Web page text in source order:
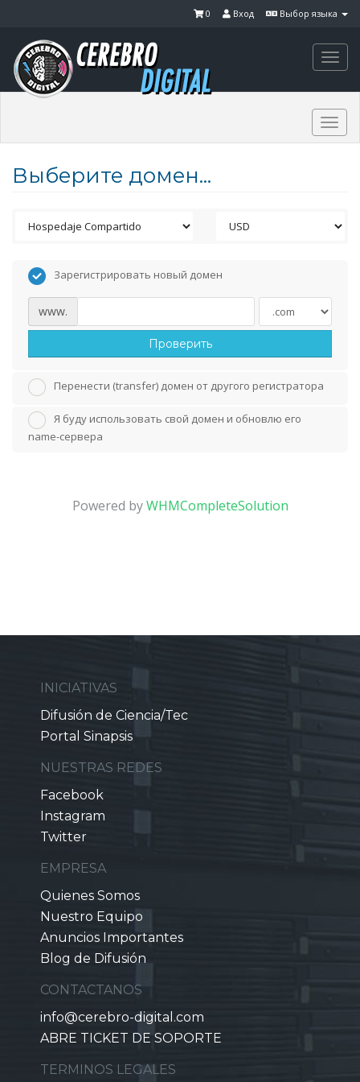
Выбор языка
Вход
0
Выберите домен...
Зарегистрировать новый домен
www.
Проверить
Перенести (transfer) домен от другого регистратора
Я буду использовать свой домен и обновлю его
name-сервера
Powered byWHMCompleteSolution
INICIATIVAS
Difusión de Ciencia/Tec
Portal Sinapsis
NUESTRAS REDES
Facebook
Instagram
Twitter
EMPRESA
Quienes Somos
Nuestro Equipo
Anuncios Importantes
Blog de Difusión
CONTACTANOS
info@cerebro-digital.com
ABRE TICKET DE SOPORTE
TERMINOS LEGALES